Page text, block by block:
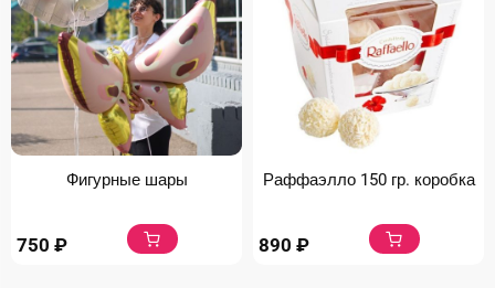
Фигурные шары
750 ₽
Раффаэлло 150 гр. коробка
890 ₽